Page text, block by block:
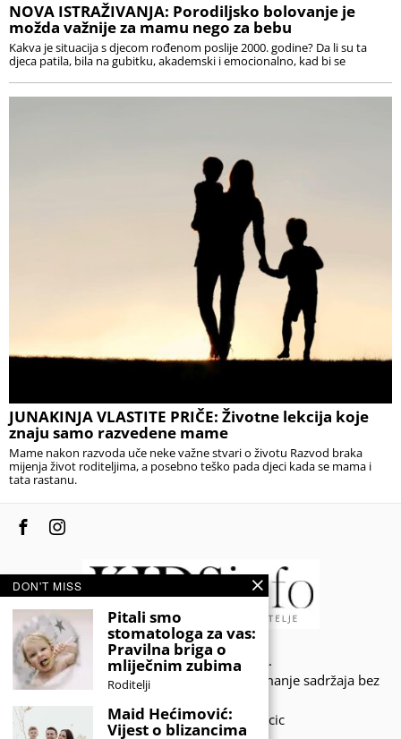
NOVA ISTRAŽIVANJA: Porodiljsko bolovanje je
možda važnije za mamu nego za bebu
Kakva je situacija s djecom rođenom poslije 2000. godine? Da li su ta
djeca patila, bila na gubitku, akademski i emocionalno, kad bi se
JUNAKINJA VLASTITE PRIČE: Životne lekcija koje
znaju samo razvedene mame
Mame nakon razvoda uče neke važne stvari o životu Razvod braka
mijenja život roditeljima, a posebno teško pada djeci kada se mama i
tata rastanu.
© 2020 - KIDSINFO.BA.
Sva prava zadržana. Zabranjeno preuzimanje sadržaja bez
Developed by Amar SIjercic
DON'T MISS
Pitali smo
stomatologa za vas:
Pravilna briga o
mliječnim zubima
Roditelji
Maid Hećimović:
Vijest o blizancima